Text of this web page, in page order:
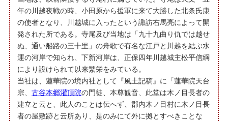
年の川越夜戦の時、小田原から援軍に来て大勝した北条氏康
の使者となり、川越城に入ったという諏訪右馬亮によって開
発された所である。寺尾及び当地は「九十九曲り仇では越せ
ぬ、通い船路の三十里」の舟歌で有名な江戸と川越を結ぶ水
運の河岸で知られ、下新河岸は、正保四年川越城主松平信綱
により設けられて以来繁栄をみている。
当社は、蓮華院の境内社として『風土記稿』に「蓮華院天台
宗、古谷本郷灌頂院の門徒、本尊観音、此堂は木ノ目長者の
建立と云と、此人のことは伝へず、郡内木ノ目村に木ノ目長
者の屋敷跡と云所あり、是のみにて外に拠とすべきことな